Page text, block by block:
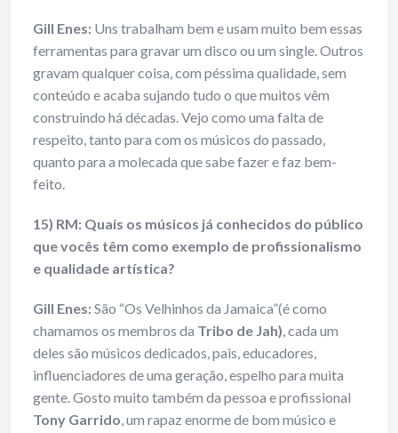
Gill Enes: Uns trabalham bem e usam muito bem essas
ferramentas para gravar um disco ou um single. Outros
gravam qualquer coisa, com péssima qualidade, sem
conteúdo e acaba sujando tudo o que muitos vêm
construindo há décadas. Vejo como uma falta de
respeito, tanto para com os músicos do passado,
quanto para a molecada que sabe fazer e faz bem-
feito.
15) RM: Quais os músicos já conhecidos do público
que vocês têm como exemplo de profissionalismo
e qualidade artística?
Gill Enes:São “Os Velhinhos da Jamaica”(é como
chamamos os membros da Tribo de Jah), cada um
deles são músicos dedicados, pais, educadores,
influenciadores de uma geração, espelho para muita
gente. Gosto muito também da pessoa e profissional
Tony Garrido, um rapaz enorme de bom músico e